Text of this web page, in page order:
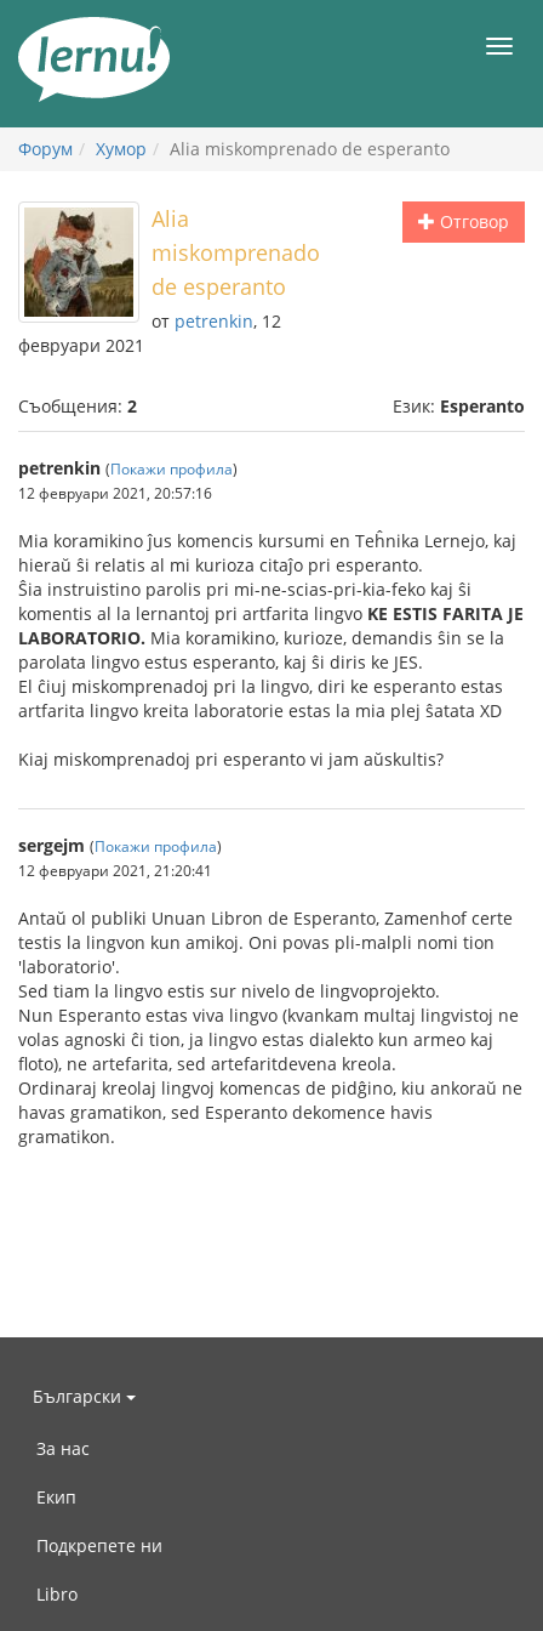
съдържанието
Форум Хумор Alia miskomprenado de esperanto
Отговор
Alia
miskomprenado
de esperanto
от petrenkin, 12
февруари 2021
Съобщения: 2 Език: Esperanto
petrenkin (Покажи профила)
12 февруари 2021, 20:57:16
Mia koramikino ĵus komencis kursumi en Teĥnika Lernejo, kaj
hieraŭ ŝi relatis al mi kurioza citaĵo pri esperanto.
Ŝia instruistino parolis pri mi-ne-scias-pri-kia-feko kaj ŝi
komentis al la lernantoj pri artfarita lingvo KE ESTIS FARITA JE
LABORATORIO. Mia koramikino, kurioze, demandis ŝin se la
parolata lingvo estus esperanto, kaj ŝi diris ke JES.
El ĉiuj miskomprenadoj pri la lingvo, diri ke esperanto estas
artfarita lingvo kreita laboratorie estas la mia plej ŝatata XD
Kiaj miskomprenadoj pri esperanto vi jam aŭskultis?
sergejm (Покажи профила)
12 февруари 2021, 21:20:41
Antaŭ ol publiki Unuan Libron de Esperanto, Zamenhof certe
testis la lingvon kun amikoj. Oni povas pli-malpli nomi tion
'laboratorio'.
Sed tiam la lingvo estis sur nivelo de lingvoprojekto.
Nun Esperanto estas viva lingvo (kvankam multaj lingvistoj ne
volas agnoski ĉi tion, ja lingvo estas dialekto kun armeo kaj
floto), ne artefarita, sed artefaritdevena kreola.
Ordinaraj kreolaj lingvoj komencas de pidĝino, kiu ankoraŭ ne
havas gramatikon, sed Esperanto dekomence havis
gramatikon.
Български
За нас
Екип
Подкрепете ни
Libro